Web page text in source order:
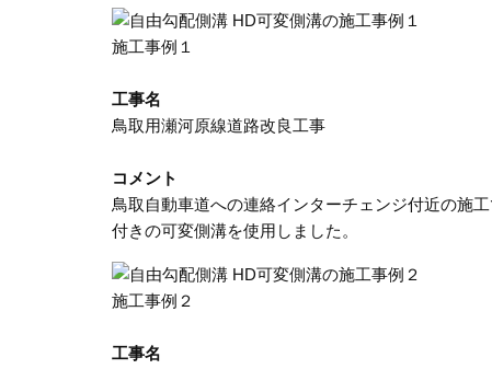
施工事例１
工事名
鳥取用瀬河原線道路改良工事
コメント
鳥取自動車道への連絡インターチェンジ付近の施
付きの可変側溝を使用しました。
施工事例２
工事名